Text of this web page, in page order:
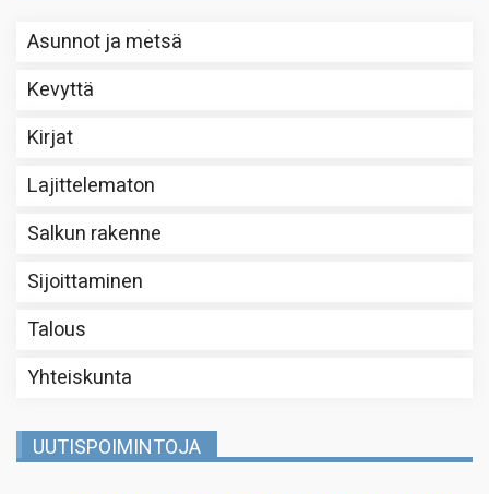
Asunnot ja metsä
Kevyttä
Kirjat
Lajittelematon
Salkun rakenne
Sijoittaminen
Talous
Yhteiskunta
UUTISPOIMINTOJA